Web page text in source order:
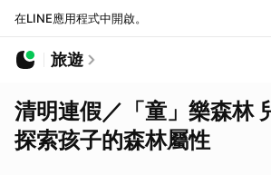
在LINE應用程式中開啟。
旅遊
清明連假／「童」樂森林
探索孩子的森林屬性